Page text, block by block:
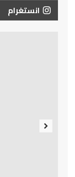
انستغرام